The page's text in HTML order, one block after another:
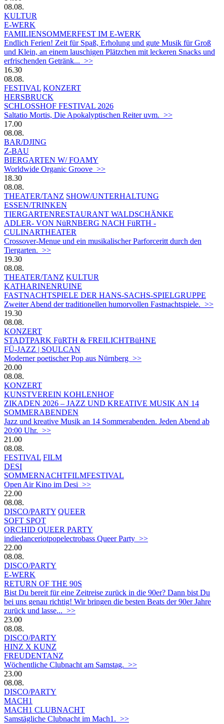
08.08.
KULTUR
E-WERK
FAMILIENSOMMERFEST IM E-WERK
Endlich Ferien! Zeit für Spaß, Erholung und gute Musik für Groß
und Klein, an einem lauschigen Plätzchen mit leckeren Snacks und
erfrischenden Getränk... >>
16.30
08.08.
FESTIVAL KONZERT
HERSBRUCK
SCHLOSSHOF FESTIVAL 2026
Saltatio Mortis, Die Apokalyptischen Reiter uvm. >>
17.00
08.08.
BAR/DJING
Z-BAU
BIERGARTEN W/ FOAMY
Worldwide Organic Groove >>
18.30
08.08.
THEATER/TANZ SHOW/UNTERHALTUNG
ESSEN/TRINKEN
TIERGARTEN­RESTAURANT WALDSCHÄNKE
ADLER- VON NüRNBERG NACH FüRTH -
CULINARTHEATER
Crossover-Menue und ein musikalischer Parforceritt durch den
Tiergarten. >>
19.30
08.08.
THEATER/TANZ KULTUR
KATHARINENRUINE
FASTNACHTSPIELE DER HANS-SACHS-SPIELGRUPPE
Zweiter Abend der traditionellen humorvollen Fastnachtspiele. >>
19.30
08.08.
KONZERT
STADTPARK FüRTH & FREILICHTBüHNE
FÜ-JAZZ | SOULCAN
Moderner poetischer Pop aus Nürnberg >>
20.00
08.08.
KONZERT
KUNSTVEREIN KOHLENHOF
ZIKADEN 2026 – JAZZ UND KREATIVE MUSIK AN 14
SOMMERABENDEN
Jazz und kreative Musik an 14 Sommerabenden. Jeden Abend ab
20:00 Uhr. >>
21.00
08.08.
FESTIVAL FILM
DESI
SOMMERNACHTFILMFESTIVAL
Open Air Kino im Desi >>
22.00
08.08.
DISCO/PARTY QUEER
SOFT SPOT
ORCHID QUEER PARTY
indiedanceriotpopelectrobass Queer Party >>
22.00
08.08.
DISCO/PARTY
E-WERK
RETURN OF THE 90S
Bist Du bereit für eine Zeitreise zurück in die 90er? Dann bist Du
bei uns genau richtig! Wir bringen die besten Beats der 90er Jahre
zurück und lasse... >>
23.00
08.08.
DISCO/PARTY
HINZ X KUNZ
FREUDENTANZ
Wöchentliche Clubnacht am Samstag. >>
23.00
08.08.
DISCO/PARTY
MACH1
MACH1 CLUBNACHT
Samstägliche Clubnacht im Mach1. >>